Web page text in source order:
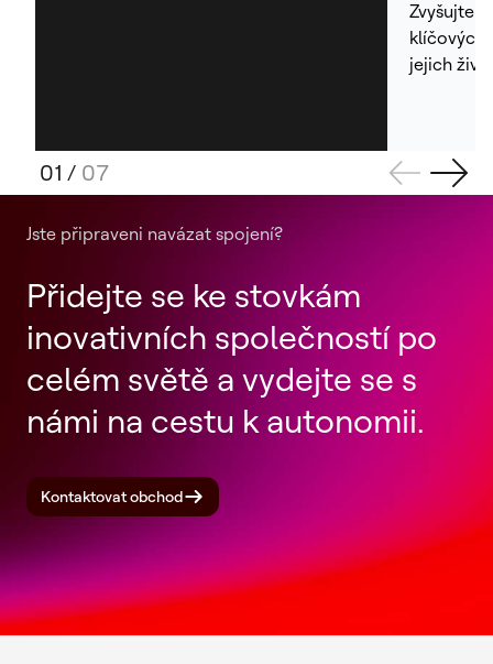
Zvyšujte
klíčových
jejich
01 / 07
Jste připraveni navázat spojení?
Přidejte se ke stovkám
inovativních společností po
celém světě a vydejte se s
námi na cestu k autonomii.
Kontaktovat obchod